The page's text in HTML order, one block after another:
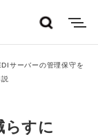
サーバーの管理保守を
らすに